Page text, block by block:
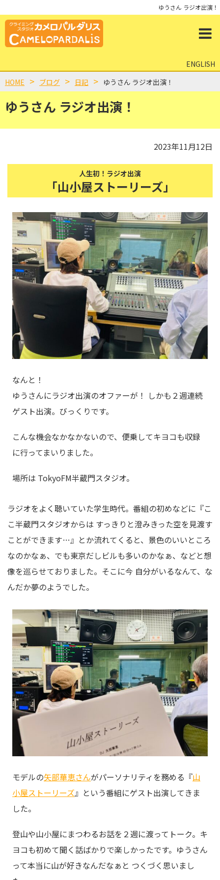
ゆうさん ラジオ出演！
ENGLISH
ゆうさん ラジオ出演！
HOME ブログ 日記 ゆうさん ラジオ出演！
2023年11月12日
人生初！ラジオ出演
「山小屋ストーリーズ」
なんと！
ゆうさんにラジオ出演のオファーが！ しかも２週連続
ゲスト出演。びっくりです。
こんな機会なかなかないので、便乗してキヨコも収録
に行ってまいりました。
場所は TokyoFM半蔵門スタジオ。
ラジオをよく聴いていた学生時代。番組の初めなどに『こ
こ半蔵門スタジオからは すっきりと澄みきった空を見渡す
ことができます…』とか流れてくると、景色のいいところ
なのかなぁ、でも東京だしビルも多いのかなぁ、などと想
像を巡らせておりました。そこに今 自分がいるなんて、な
んだか夢のようでした。
モデルの矢部華恵さんがパーソナリティを務める『山
小屋ストーリーズ』という番組にゲスト出演してきま
した。
登山や山小屋にまつわるお話を２週に渡ってトーク。キ
ヨコも初めて聞く話ばかりで楽しかったです。ゆうさん
って本当に山が好きなんだなぁと つくづく思いまし